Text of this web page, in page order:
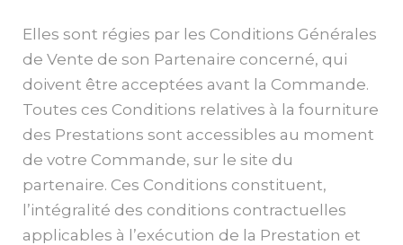
Elles sont régies par les Conditions Générales
de Vente de son Partenaire concerné, qui
doivent être acceptées avant la Commande.
Toutes ces Conditions relatives à la fourniture
des Prestations sont accessibles au moment
de votre Commande, sur le site du
partenaire. Ces Conditions constituent,
l’intégralité des conditions contractuelles
applicables à l’exécution de la Prestation et